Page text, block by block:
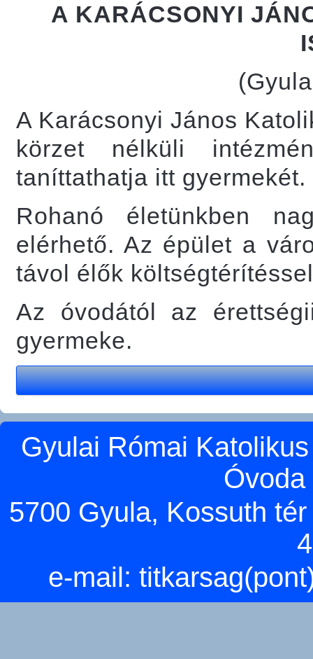
A KARÁCSONYI
A Karácsonyi János
körzet nélküli
taníttathatja itt gyermekét.
Rohanó életünkben
elérhető. Az épület a
távol élők
Az óvodától az
gyermeke.
Gyulai Római
5700 Gyula, Kossuth
e-mail: